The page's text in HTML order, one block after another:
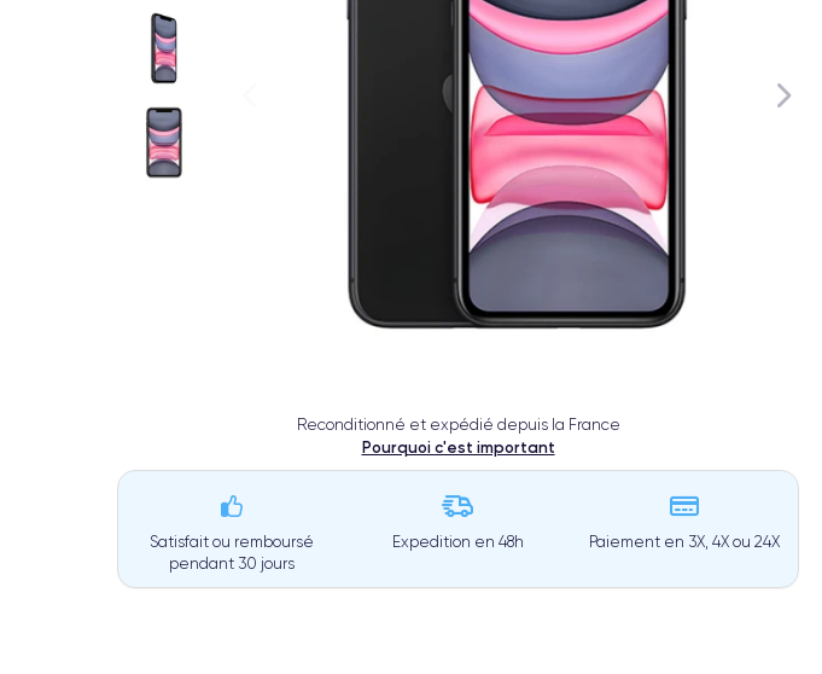
Reconditionné et expédié depuis la France
Pourquoi c'est important
Satisfait ou remboursé
pendant 30 jours
Expedition en 48h Paiement en 3X, 4X ou 24X